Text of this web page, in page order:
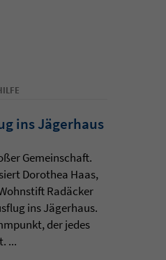
ins Jägerhaus
Gemeinschaft.
Dorothea Haas,
Radäcker
ins Jägerhaus.
der jedes
...